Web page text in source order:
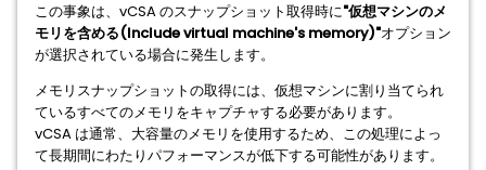
この事象は、vCSA のスナップショット取得時に"仮想マシンのメ
モリを含める(Include virtual machine's memory)"オプション
が選択されている場合に発生します。
メモリスナップショットの取得には、仮想マシンに割り当てられ
ているすべてのメモリをキャプチャする必要があります。
vCSA は通常、大容量のメモリを使用するため、この処理によっ
て長期間にわたりパフォーマンスが低下する可能性があります。